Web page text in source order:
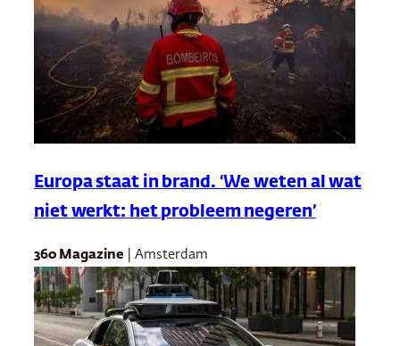
Europa staat in brand. ‘We weten al wat
niet werkt: het probleem negeren’
360 Magazine | Amsterdam